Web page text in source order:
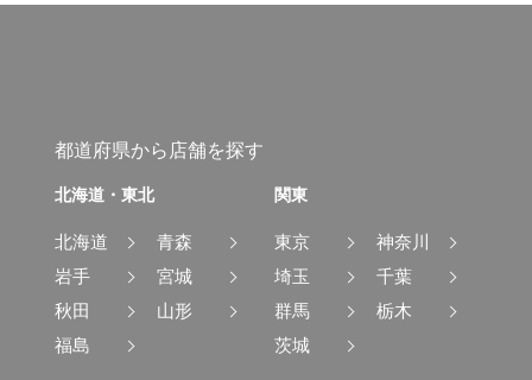
都道府県から店舗を探す
北海道・東北
北海道
青森
岩手
宮城
秋田
山形
福島
関東
東京
神奈川
埼玉
千葉
群馬
栃木
茨城